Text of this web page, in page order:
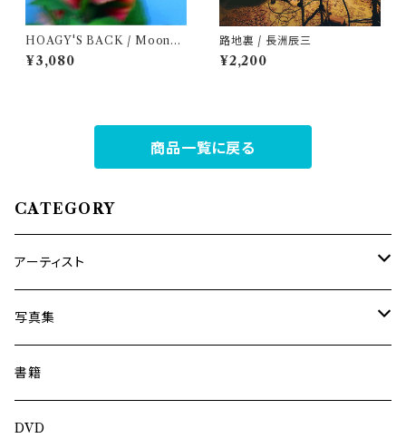
HOAGY'S BACK / Mooney
& Keni with Lucky Rhythm
¥3,080
路地裏 / 長洲辰三
¥2,200
商品一覧に戻る
CATEGORY
アーティスト
内海利勝
南博
ASA-CHANG
写真集
Jun Kawabata
旅の記憶
書籍
DVD